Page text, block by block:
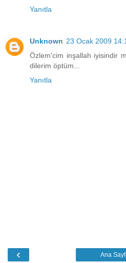
Yanıtla
Unknown 23 Ocak 2009
Özlem'cim inşallah iyisindir
dilerim öptüm...
Yanıtla
‹ Ana